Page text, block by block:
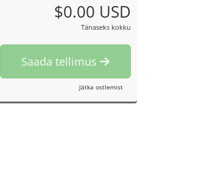
$0.00 USD
Tänaseks kokku
Saada tellimus
Jätka ostlemist